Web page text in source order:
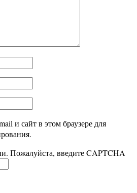
и сайт в этом браузере для
Пожалуйста, введите CAPTCHA